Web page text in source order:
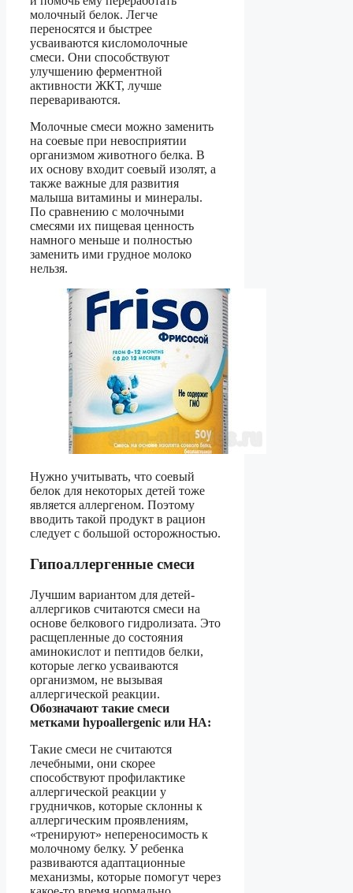
молочный белок. Легче
переносятся и быстрее
усваиваются кисломолочные
смеси. Они способствуют
улучшению ферментной
активности ЖКТ, лучше
перевариваются.
Молочные смеси можно заменить
на соевые при невосприятии
организмом животного белка. В
их основу входит соевый изолят, а
также важные для развития
малыша витамины и минералы.
По сравнению с молочными
смесями их пищевая ценность
намного меньше и полностью
заменить ими грудное молоко
нельзя.
Нужно учитывать, что соевый
белок для некоторых детей тоже
является аллергеном. Поэтому
вводить такой продукт в рацион
следует с большой осторожностью.
Гипоаллергенные смеси
Лучшим вариантом для детей-
аллергиков считаются смеси на
основе белкового гидролизата. Это
расщепленные до состояния
аминокислот и пептидов белки,
которые легко усваиваются
организмом, не вызывая
аллергической реакции.
Обозначают такие смеси
метками hypoallergenic или HA:
Такие смеси не считаются
лечебными, они скорее
способствуют профилактике
аллергической реакции у
грудничков, которые склонны к
аллергическим проявлениям,
«тренируют» непереносимость к
молочному белку. У ребенка
развиваются адаптационные
механизмы, которые помогут через